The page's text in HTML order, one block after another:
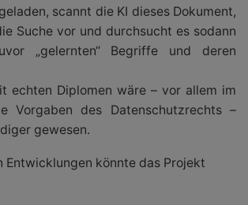
scannt die KI dieses Dokument,
Suche vor und durchsucht es sodann
„gelernten“ Begriffe und deren
echten Diplomen wäre – vor allem im
Vorgaben des Datenschutzrechts –
gewesen.
Entwicklungen könnte das Projekt